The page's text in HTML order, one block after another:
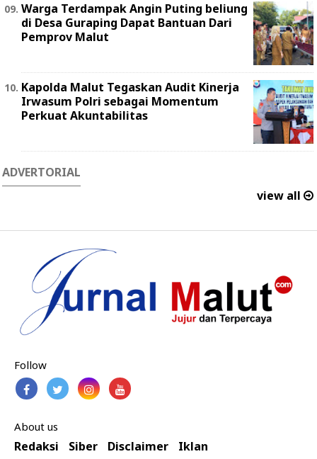
Warga Terdampak Angin Puting beliung
di Desa Guraping Dapat Bantuan Dari
Pemprov Malut
Kapolda Malut Tegaskan Audit Kinerja
Irwasum Polri sebagai Momentum
Perkuat Akuntabilitas
ADVERTORIAL
view all
Follow
About us
Redaksi Siber Disclaimer Iklan